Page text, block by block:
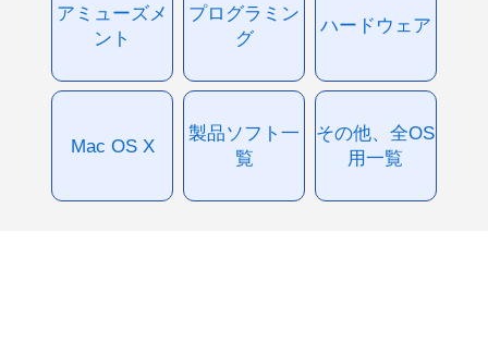
アミューズメ
ント
プログラミン
グ
ハードウェア
Mac OS X
製品ソフト一
覧
その他、全OS
用一覧